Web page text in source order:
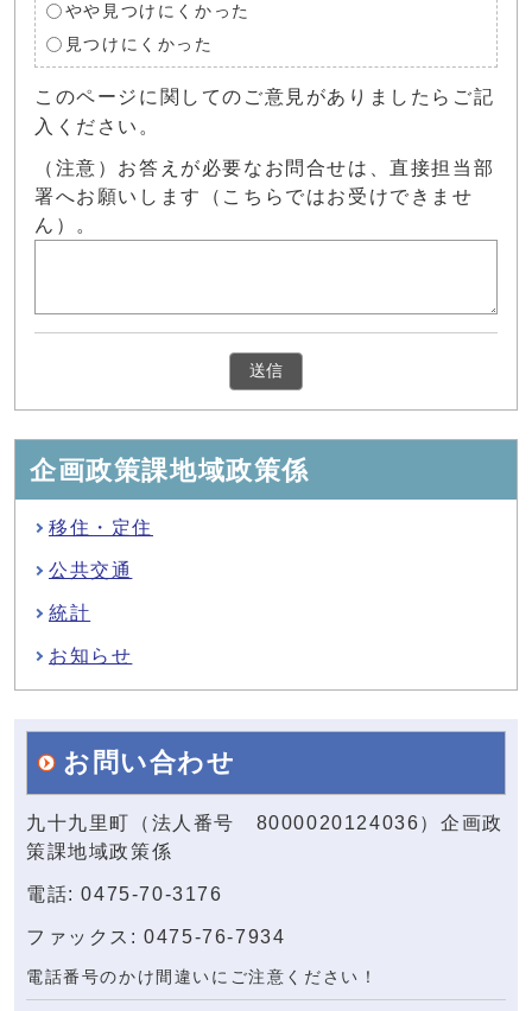
やや見つけにくかった
見つけにくかった
このページに関してのご意見がありましたらご記
入ください。
（注意）お答えが必要なお問合せは、直接担当部
署へお願いします（こちらではお受けできませ
ん）。
企画政策課地域政策係
移住・定住
公共交通
統計
お知らせ
お問い合わせ
九十九里町（法人番号 8000020124036）企画政
策課地域政策係
電話: 0475-70-3176
ファックス: 0475-76-7934
電話番号のかけ間違いにご注意ください！